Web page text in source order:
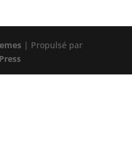
| Propulsé par